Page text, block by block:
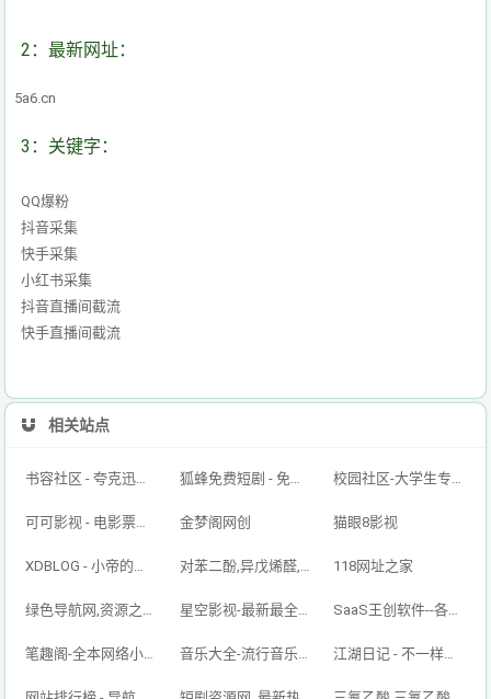
2：最新网址：
5a6.cn
3：关键字：
QQ爆粉
抖音采集
快手采集
小红书采集
抖音直播间截流
快手直播间截流
相关站点
书容社区 - 夸克迅雷百度网盘资源,网盘资源搜索,免费好用的云盘搜索引擎！ 狐蜂免费短剧 - 免费短剧看全集抖音短剧搜索引擎 - 搜剧网-免费资源搜索平台抖音短剧--搜索神器 校园社区-大学生专属的校园交友平台
可可影视 - 电影票房排行榜,imdb评分,影评,找最好看的影视 金梦阁网创 猫眼8影视
XDBLOG - 小帝的个人博客 对苯二酚,异戊烯醛,异戊烯醇321,防黄剂,丁酰肼原药,甲醇钠溶液,乙醇钠溶液_山东欣烨生物 118网址之家
绿色导航网,资源之家,搜索大全,绿色软件,资源快讯,安全的专业导航站 星空影视-最新最全影视免费在线观看 SaaS王创软件--各种小程序个人博客企业网站搭建-小红书/抖音/快手全自动引流获客工具-王创科技
笔趣阁-全本网络小说免费在线阅读 音乐大全-流行音乐免费听 江湖日记 - 不一样的江湖